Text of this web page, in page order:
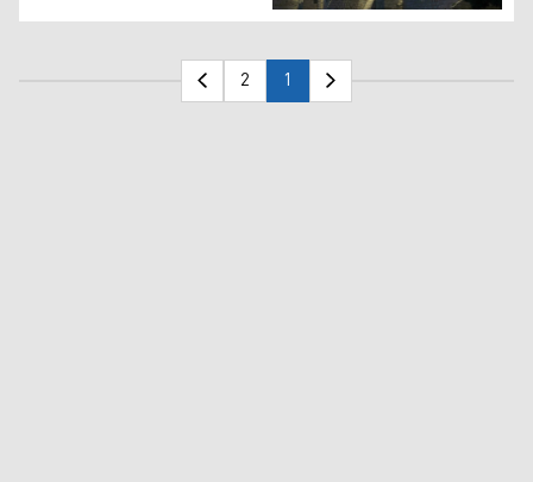
العالم يستعد لقضاء عيد ميلاد ثان في ظل الوباء
1
2